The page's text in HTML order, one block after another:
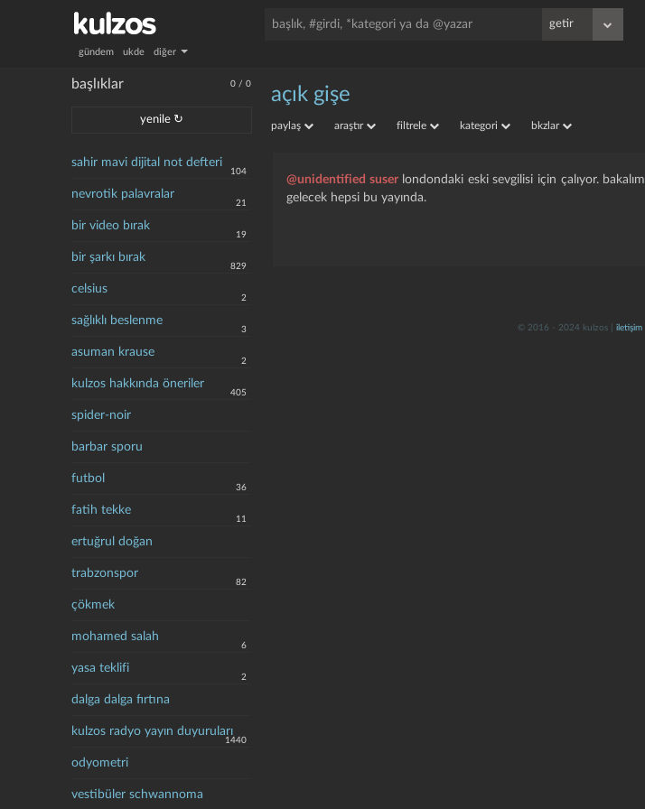
gündem ukde diğer
0 /0
başlıklar
yenile ↻
sahir mavi dijital not defteri
104
nevrotik palavralar
21
bir video bırak
19
bir şarkı bırak
829
celsius
2
sağlıklı beslenme
3
asuman krause
2
kulzos hakkında öneriler
405
spider-noir
barbar sporu
futbol
36
fatih tekke
11
ertuğrul doğan
trabzonspor
82
çökmek
mohamed salah
6
yasa teklifi
2
dalga dalga fırtına
kulzos radyo yayın duyuruları
1440
odyometri
vestibüler schwannoma
açık gişe
paylaş araştır filtrele kategori bkzlar
@unidentified suserlondondaki eski sevgilisi için çalıyor. bakalım
gelecek hepsi bu yayında.
© 2016 - 2024 kulzos | iletişim